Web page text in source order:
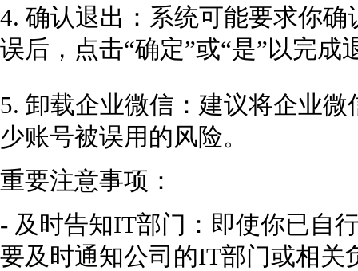
4. 确认退出：系统可能要求你
误后，点击“确定”或“是”以完成
5. 卸载企业微信：建议将企业
少账号被误用的风险。
重要注意事项：
- 及时告知IT部门：即使你已自
要及时通知公司的IT部门或相关